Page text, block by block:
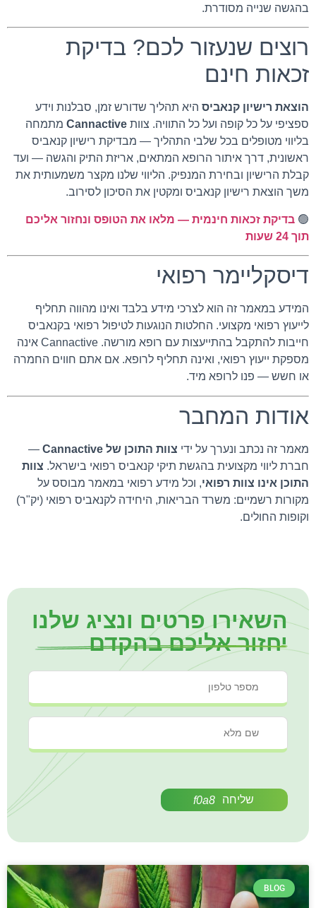
בהגשה שנייה מסודרת.
רוצים שנעזור לכם? בדיקת
זכאות חינם
הוצאת רישיון קנאביס היא תהליך שדורש זמן, סבלנות וידע
ספציפי על כל קופה ועל כל התוויה. צוות Cannactive מתמחה
בליווי מטופלים בכל שלבי התהליך — מבדיקת רישיון קנאביס
ראשונית, דרך איתור הרופא המתאים, אריזת התיק והגשה — ועד
קבלת הרישיון ובחירת המנפיק. הליווי שלנו מקצר משמעותית את
משך הוצאת רישיון קנאביס ומקטין את הסיכון לסירוב.
🟢 בדיקת זכאות חינמית — מלאו את הטופס ונחזור אליכם
תוך 24 שעות
דיסקליימר רפואי
המידע במאמר זה הוא לצרכי מידע בלבד ואינו מהווה תחליף
לייעוץ רפואי מקצועי. החלטות הנוגעות לטיפול רפואי בקנאביס
חייבות להתקבל בהתייעצות עם רופא מורשה. Cannactive אינה
מספקת ייעוץ רפואי, ואינה תחליף לרופא. אם אתם חווים החמרה
או חשש — פנו לרופא מיד.
אודות המחבר
מאמר זה נכתב ונערך על ידי צוות התוכן של Cannactive
—
חברת ליווי מקצועית בהגשת תיקי קנאביס רפואי בישראל. צוות
התוכן אינו צוות רפואי, וכל מידע רפואי במאמר מבוסס על
מקורות רשמיים: משרד הבריאות, היחידה לקנאביס רפואי (יק"ר)
וקופות החולים.
השאירו פרטים ונציג שלנו
יחזור אליכם בהקדם
שליחה
BLOG